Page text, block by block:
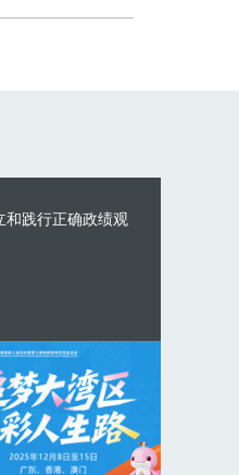
和践行正确政绩观